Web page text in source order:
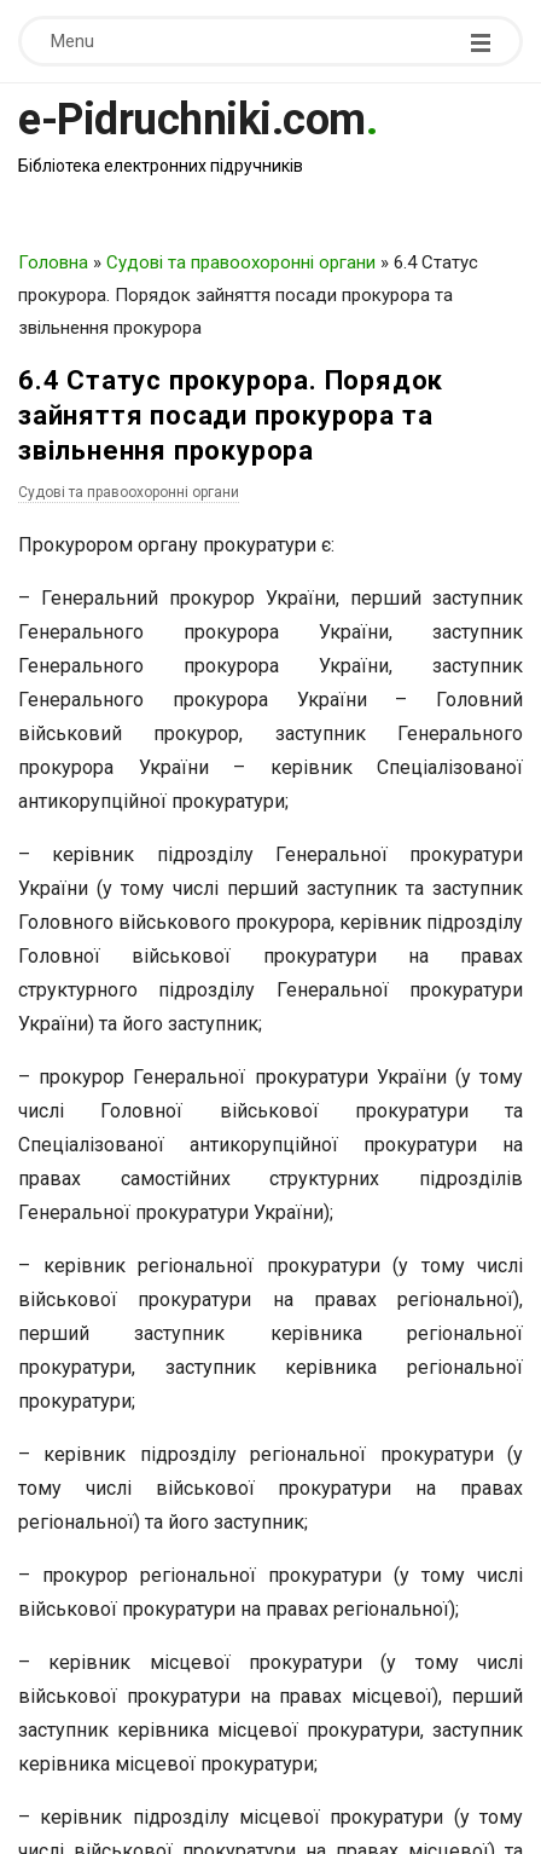
Menu
e-Pidruchniki.com.
Бібліотека електронних підручників
Головна » Судові та правоохоронні органи » 6.4 Статус
прокурора. Порядок зайняття посади прокурора та
звільнення прокурора
6.4 Статус прокурора. Порядок
зайняття посади прокурора та
звільнення прокурора
Судові та правоохоронні органи
Прокурором органу прокуратури є:
– Генеральний прокурор України, перший заступник
Генерального прокурора України, заступник
Генерального прокурора України, заступник
Генерального прокурора України – Головний
військовий прокурор, заступник Генерального
прокурора України – керівник Спеціалізованої
антикорупційної прокуратури;
– керівник підрозділу Генеральної прокуратури
України (у тому числі перший заступник та заступник
Головного військового прокурора, керівник підрозділу
Головної військової прокуратури на правах
структурного підрозділу Генеральної прокуратури
України) та його заступник;
– прокурор Генеральної прокуратури України (у тому
числі Головної військової прокуратури та
Спеціалізованої антикорупційної прокуратури на
правах самостійних структурних підрозділів
Генеральної прокуратури України);
– керівник регіональної прокуратури (у тому числі
військової прокуратури на правах регіональної),
перший заступник керівника регіональної
прокуратури, заступник керівника регіональної
прокуратури;
– керівник підрозділу регіональної прокуратури (у
тому числі військової прокуратури на правах
регіональної) та його заступник;
– прокурор регіональної прокуратури (у тому числі
військової прокуратури на правах регіональної);
– керівник місцевої прокуратури (у тому числі
військової прокуратури на правах місцевої), перший
заступник керівника місцевої прокуратури, заступник
керівника місцевої прокуратури;
– керівник підрозділу місцевої прокуратури (у тому